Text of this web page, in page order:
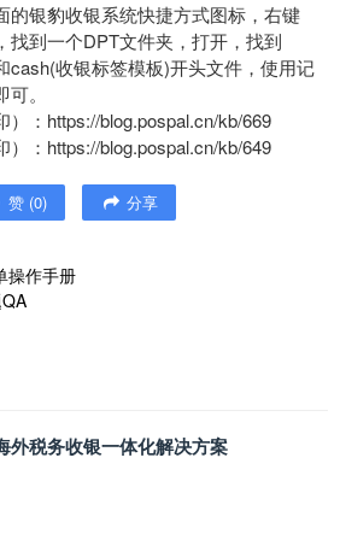
的银豹收银系统快捷方式图标，右键
找到一个DPT文件夹，打开，找到
cash(收银标签模板)开头文件，使用记
。
：https://blog.pospal.cn/kb/669
：https://blog.pospal.cn/kb/649
赞 (0) 分享
操作手册
外税务收银一体化解决方案